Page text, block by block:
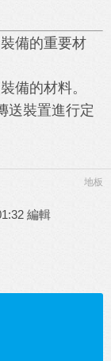
備的重要材
備的材料。
送裝置進行定
地板
編輯